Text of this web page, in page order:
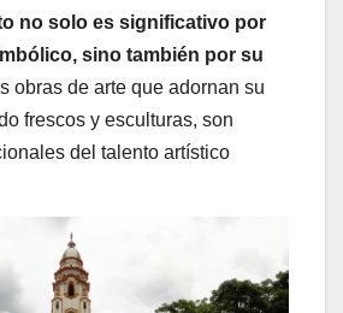
no solo es significativo por
sino también por su
obras de arte que adornan su
frescos y esculturas, son
del talento artístico